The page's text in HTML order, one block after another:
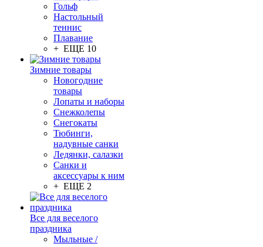
Гольф
Настольный
теннис
Плавание
+ ЕЩЕ 10
Зимние товары
Новогодние
товары
Лопаты и наборы
Снежколепы
Снегокаты
Тюбинги,
надувные санки
Ледянки, салазки
Санки и
аксессуары к ним
+ ЕЩЕ 2
Все для веселого
праздника
Мыльные /